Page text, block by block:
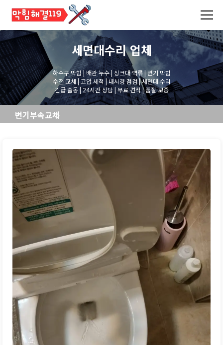
세면대수리업체
하수구 막힘 | 배관 누수 | 싱크대 역류 | 변기 막힘
수전 교체 | 고압 세척 | 내시경 점검 | 세면대 수리
긴급 출동 | 24시간 상담 | 무료 견적 | 품질 보증
변기부속교체